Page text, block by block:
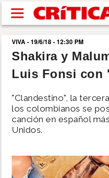
Pasar al contenido principal
buscar
SUCESOS
NACIONAL
POLÍTICA
SHOW
VIVA - 19/6/18 - 12:30 PM
Shakira y
Luis Fonsi con
"Clandestino", la
los colombianos se
canción en español
Unidos.